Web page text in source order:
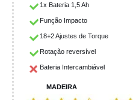
1x Bateria 1,5 Ah
Função Impacto
18+2 Ajustes de Torque
Rotação reversível
Bateria Intercambiável
MADEIRA